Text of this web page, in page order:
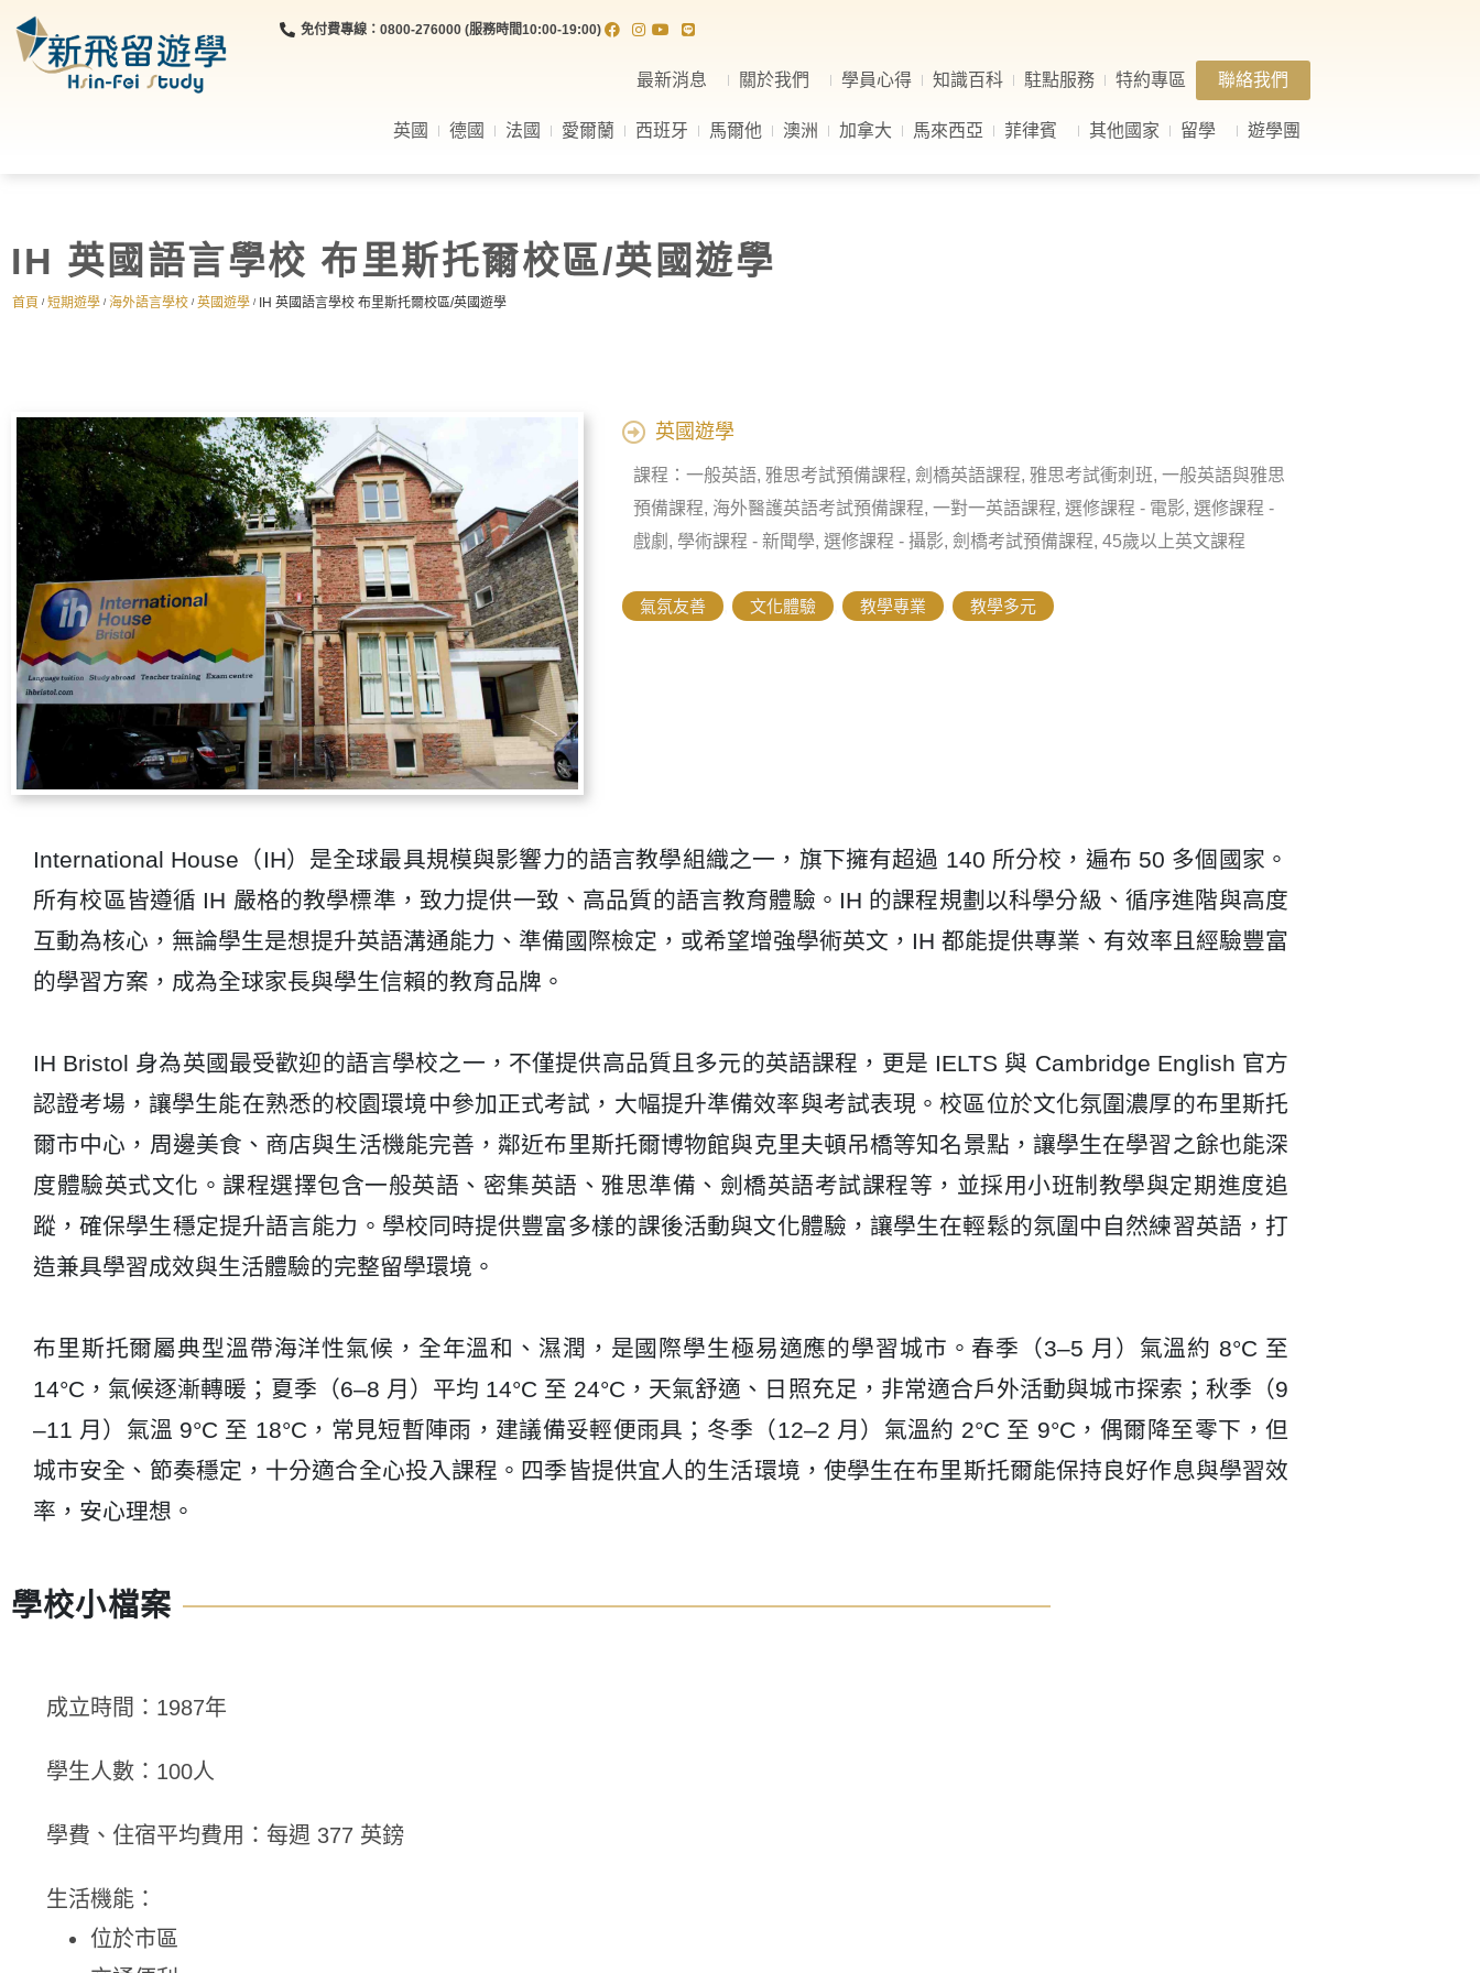
免付費專線：0800-276000 (服務時間10:00-19:00)
最新消息 關於我們 學員心得 知識百科 駐點服務 特約專區 聯絡我們
英國 德國 法國 愛爾蘭 西班牙 馬爾他 澳洲 加拿大 馬來西亞 菲律賓 其他國家 留學 遊學團
IH 英國語言學校 布里斯托爾校區/英國遊學
首頁 / 短期遊學 / 海外語言學校 / 英國遊學 / IH 英國語言學校 布里斯托爾校區/英國遊學
英國遊學
課程：一般英語, 雅思考試預備課程, 劍橋英語課程, 雅思考試衝刺班, 一般英語與雅思
預備課程, 海外醫護英語考試預備課程, 一對一英語課程, 選修課程 - 電影, 選修課程 -
戲劇, 學術課程 - 新聞學, 選修課程 - 攝影, 劍橋考試預備課程, 45歲以上英文課程
氣氛友善 文化體驗 教學專業 教學多元
International House（IH）是全球最具規模與影響力的語言教學組織之一，旗下擁有超過 140 所分校，遍布 50 多個國家。
所有校區皆遵循 IH 嚴格的教學標準，致力提供一致、高品質的語言教育體驗。IH 的課程規劃以科學分級、循序進階與高度
互動為核心，無論學生是想提升英語溝通能力、準備國際檢定，或希望增強學術英文，IH 都能提供專業、有效率且經驗豐富
的學習方案，成為全球家長與學生信賴的教育品牌。
IH Bristol 身為英國最受歡迎的語言學校之一，不僅提供高品質且多元的英語課程，更是 IELTS 與 Cambridge English 官方
認證考場 ，讓學生能在熟悉的校園環境中參加正式考試，大幅提升準備效率與考試表現。校區位於文化氛圍濃厚的布里斯托
爾市中心，周邊美食、商店與生活機能完善，鄰近布里斯托爾博物館與克里夫頓吊橋等知名景點，讓學生在學習之餘也能深
度體驗英式文化。課程選擇包含一般英語、密集英語、雅思準備、劍橋英語考試課程等，並採用 小班制教學與定期進度追
蹤 ，確保學生穩定提升語言能力。學校同時提供豐富多樣的課後活動與文化體驗，讓學生在輕鬆的氛圍中自然練習英語，打
造兼具學習成效與生活體驗的完整留學環境。
布里斯托爾屬典型溫帶海洋性氣候，全年溫和、濕潤，是國際學生極易適應的學習城市。春季（3–5 月）氣溫約 8°C 至
14°C ，氣候逐漸轉暖；夏季（6–8 月）平均 14°C 至 24°C ，天氣舒適、日照充足，非常適合戶外活動與城市探索；秋季（9
–11 月）氣溫 9°C 至 18°C ，常見短暫陣雨，建議備妥輕便雨具；冬季（12–2 月）氣溫約 2°C 至 9°C ，偶爾降至零下，但
城市安全、節奏穩定，十分適合全心投入課程。四季皆提供宜人的生活環境，使學生在布里斯托爾能保持良好作息與學習效
率，安心理想。
學校小檔案
成立時間：1987年
學生人數：100人
學費、住宿平均費用：每週 377 英鎊
生活機能：
位於市區